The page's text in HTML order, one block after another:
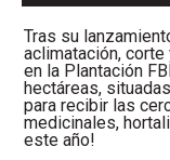
Tras su
aclimatación,
en la Plantación
hectáreas,
para recibir las
medicinales,
este año!